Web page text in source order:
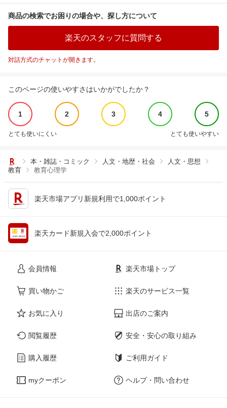
商品の検索でお困りの場合や、探し方について
楽天のスタッフに質問する
対話方式のチャットが開きます。
このページの使いやすさはいかがでしたか？
1 2 3 4 5
とても使いにくい とても使いやすい
本・雑誌・コミック 人文・地歴・社会
人文・思想
教育
教育心理学
楽天市場アプリ新規利用で1,000ポイント
楽天カード新規入会で2,000ポイント
会員情報
買い物かご
お気に入り
閲覧履歴
購入履歴
myクーポン
楽天市場トップ
楽天のサービス一覧
出店のご案内
安全・安心の取り組み
ご利用ガイド
ヘルプ・問い合わせ